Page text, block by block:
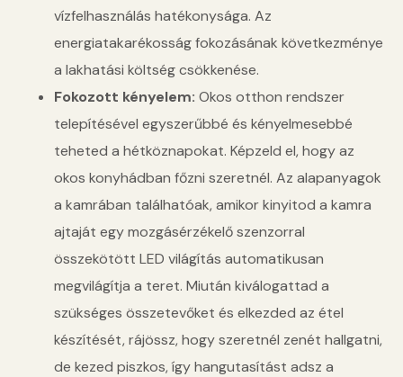
vízfelhasználás hatékonysága. Az
energiatakarékosság fokozásának következménye
a lakhatási költség csökkenése.
Fokozott kényelem: Okos otthon rendszer
telepítésével egyszerűbbé és kényelmesebbé
teheted a hétköznapokat. Képzeld el, hogy az
okos konyhádban főzni szeretnél. Az alapanyagok
a kamrában találhatóak, amikor kinyitod a kamra
ajtaját egy mozgásérzékelő szenzorral
összekötött LED világítás automatikusan
megvilágítja a teret. Miután kiválogattad a
szükséges összetevőket és elkezded az étel
készítését, rájössz, hogy szeretnél zenét hallgatni,
de kezed piszkos, így hangutasítást adsz a